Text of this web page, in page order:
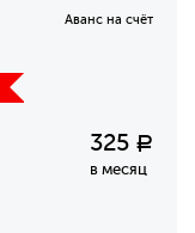
Аванс на счёт
325 Р
в месяц